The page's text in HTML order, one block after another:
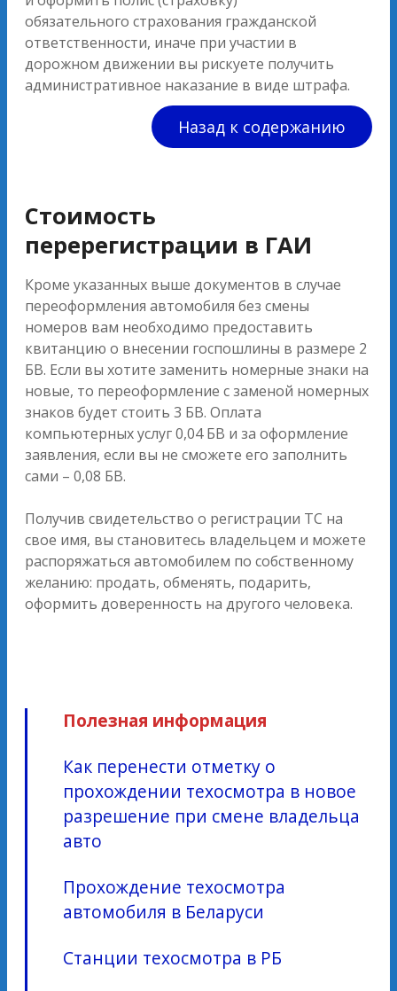
обязательного страхования гражданской
ответственности, иначе при участии в
дорожном движении вы рискуете получить
административное наказание в виде штрафа.
Назад к содержанию
Стоимость
перерегистрации в ГАИ
Кроме указанных выше документов в случае
переоформления автомобиля без смены
номеров вам необходимо предоставить
квитанцию о внесении госпошлины в размере 2
БВ. Если вы хотите заменить номерные знаки на
новые, то переоформление с заменой номерных
знаков будет стоить 3 БВ. Оплата
компьютерных услуг 0,04 БВ и за оформление
заявления, если вы не сможете его заполнить
сами – 0,08 БВ.
Получив свидетельство о регистрации ТС на
свое имя, вы становитесь владельцем и можете
распоряжаться автомобилем по собственному
желанию: продать, обменять, подарить,
оформить доверенность на другого человека.
Полезная информация
Как перенести отметку о
прохождении техосмотра в новое
разрешение при смене владельца
авто
Прохождение техосмотра
автомобиля в Беларуси
Станции техосмотра в РБ